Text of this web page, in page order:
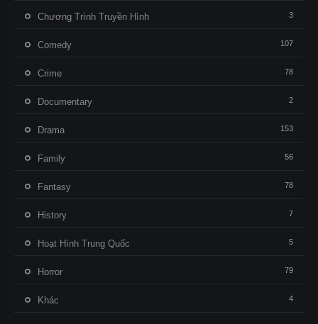
Chương Trình Truyền Hình 3
Comedy 107
Crime 78
Documentary 2
Drama 153
Family 56
Fantasy 78
History 7
Hoạt Hình Trung Quốc 5
Horror 79
Khác 4